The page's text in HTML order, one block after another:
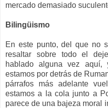
mercado demasiado
Bilingüismo
En este punto, del que no
resaltar sobre todo el
hablado alguna vez
estamos por detrás de
párrafos más adelante
estamos a la cola junto a
parece de una bajeza moral